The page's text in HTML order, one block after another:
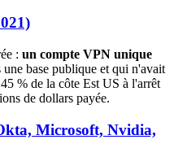
: un compte VPN unique
base publique et qui n'avait
% de la côte Est US à l'arrêt
de dollars payée.
Microsoft, Nvidia,